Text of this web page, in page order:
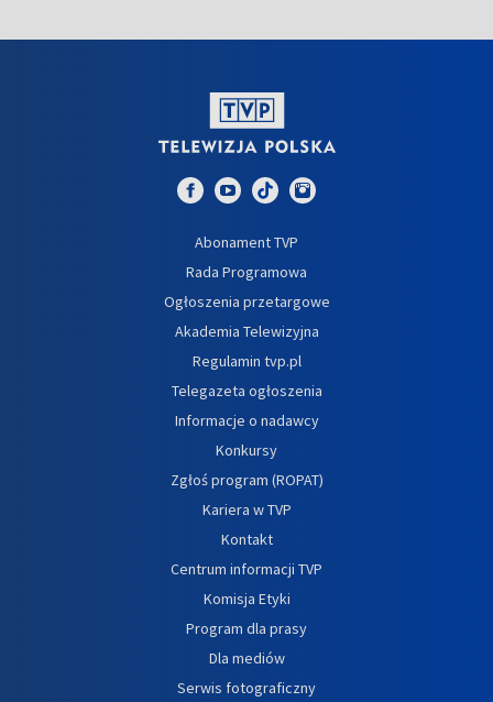
Abonament TVP
Rada Programowa
Ogłoszenia przetargowe
Akademia Telewizyjna
Regulamin tvp.pl
Telegazeta ogłoszenia
Informacje o nadawcy
Konkursy
Zgłoś program (ROPAT)
Kariera w TVP
Kontakt
Centrum informacji TVP
Komisja Etyki
Program dla prasy
Dla mediów
Serwis fotograficzny